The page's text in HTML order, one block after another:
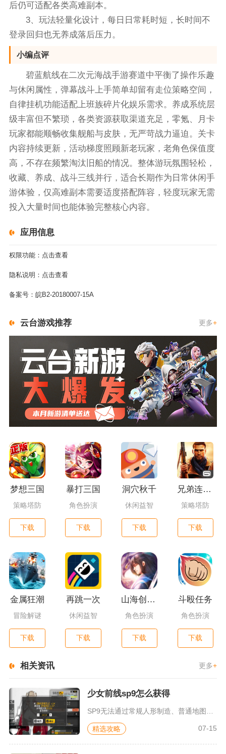
后仍可适配各类高难副本。
3、玩法轻量化设计，每日日常耗时短，长时间不
登录回归也无养成落后压力。
小编点评
碧蓝航线在二次元海战手游赛道中平衡了操作乐趣
与休闲属性，弹幕战斗上手简单却留有走位策略空间，
自律挂机功能适配上班族碎片化娱乐需求。养成系统层
级丰富但不繁琐，各类资源获取渠道充足，零氪、月卡
玩家都能顺畅收集舰船与皮肤，无严苛战力逼迫。关卡
内容持续更新，活动梯度照顾新老玩家，老角色保值度
高，不存在频繁淘汰旧船的情况。整体游玩氛围轻松，
收藏、养成、战斗三线并行，适合长期作为日常休闲手
游体验，仅高难副本需要适度搭配阵容，轻度玩家无需
投入大量时间也能体验完整核心内容。
应用信息
权限功能： 点击查看
隐私说明： 点击查看
备案号： 皖B2-20180007-15A
云台游戏推荐 更多+
梦想三国
策略塔防
下载
暴打三国
角色扮演
下载
洞穴秋千
休闲益智
下载
兄弟连3：战争之子
策略塔防
下载
金属狂潮
冒险解谜
下载
再跳一次
休闲益智
下载
山海创世录一剑天逆
角色扮演
下载
斗殴任务
角色扮演
下载
相关资讯 更多+
少女前线sp9怎么获得
精选攻略 07-15